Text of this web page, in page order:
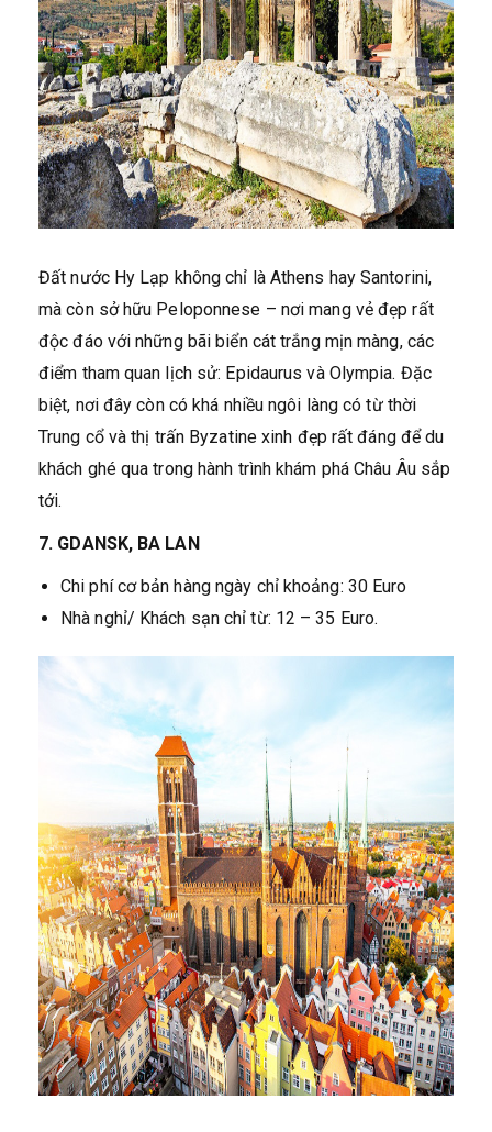
Đất nước Hy Lạp không chỉ là Athens hay Santorini,
mà còn sở hữu Peloponnese – nơi mang vẻ đẹp rất
độc đáo với những bãi biển cát trắng mịn màng, các
điểm tham quan lịch sử: Epidaurus và Olympia. Đặc
biệt, nơi đây còn có khá nhiều ngôi làng có từ thời
Trung cổ và thị trấn Byzatine xinh đẹp rất đáng để du
khách ghé qua trong hành trình khám phá Châu Âu sắp
tới.
7. GDANSK, BA LAN
Chi phí cơ bản hàng ngày chỉ khoảng: 30 Euro
Nhà nghỉ/ Khách sạn chỉ từ: 12 – 35 Euro.